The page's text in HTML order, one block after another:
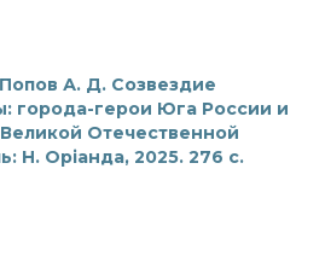
А. Д. Созвездие
города-герои Юга России и
Отечественной
Н. Орiанда, 2025. 276 с.